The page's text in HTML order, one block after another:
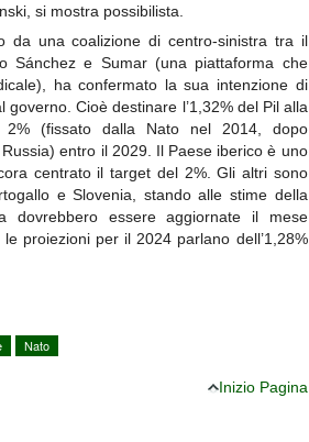
si mostra possibilista.
da una coalizione di centro-sinistra tra il
Sánchez e Sumar (una piattaforma che
ha confermato la sua intenzione di
Cioè destinare l’1,32% del Pil alla
2% (fissato dalla Nato nel 2014, dopo
entro il 2029. Il Paese iberico è uno
centrato il target del 2%. Gli altri sono
e Slovenia, stando alle stime della
dovrebbero essere aggiornate il mese
proiezioni per il 2024 parlano dell’1,28%
Nato
Inizio Pagina